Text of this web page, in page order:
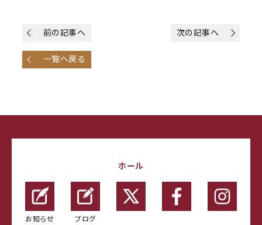
前の記事へ 次の記事へ
一覧へ戻る
ホール
お知らせ ブログ